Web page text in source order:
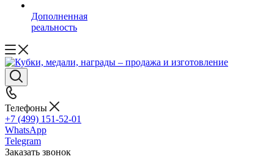
Дополненная
реальность
Телефоны
+7 (499) 151-52-01
WhatsApp
Telegram
Заказать звонок